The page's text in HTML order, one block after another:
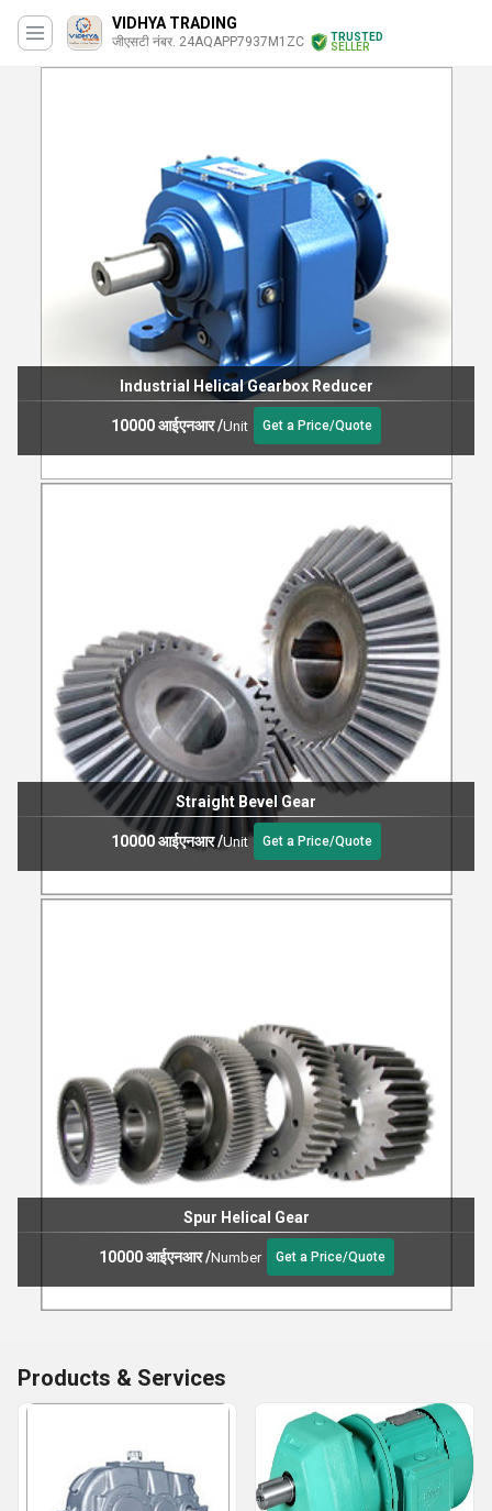
VIDHYA TRADING
जीएसटी नंबर. 24AQAPP7937M1ZC
TRUSTED
SELLER
Industrial Helical Gearbox Reducer
10000 आईएनआर/Unit Get a Price/Quote
Straight Bevel Gear
10000 आईएनआर/Unit Get a Price/Quote
Spur Helical Gear
10000 आईएनआर/Number Get a Price/Quote
Products & Services